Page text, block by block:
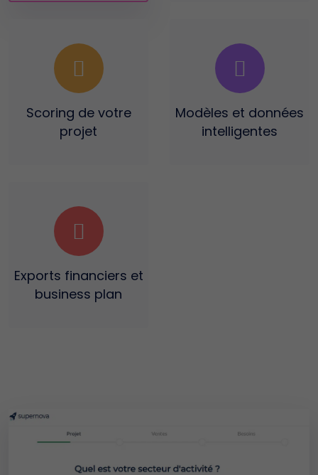
Scoring de votre
projet
Modèles et données
intelligentes
Exports financiers et
business plan